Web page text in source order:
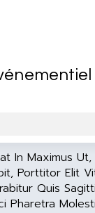
In Maximus
Porttitor Elit
Quis
Pharetra